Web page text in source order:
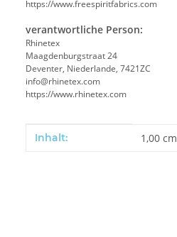
https://www.freespiritfabrics.com
verantwortliche Person:
Rhinetex
Maagdenburgstraat 24
Deventer, Niederlande, 7421ZC
info@rhinetex.com
https://www.rhinetex.com
Produkteigenschaft
Wert
Inhalt: 1,00 cm